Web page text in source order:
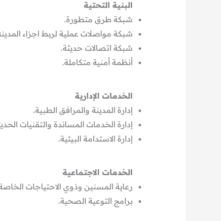
البنية التحتية
شبكة طرق متطورة.
شبكة مواصلات عملية لربط اجزاء
شبكة اتصالات حديثة.
أنظمة أمنية متكاملة.
الخدمات الإدارية
إدارة المدينة والمرافق الطبية.
إدارة الخدمات المساندة والتقنيات
إدارة الاستدامة البيئية.
الخدمات الاجتماعية
رعاية المسنين وذوي الاحتياجات
برامج التوعية الصحية.